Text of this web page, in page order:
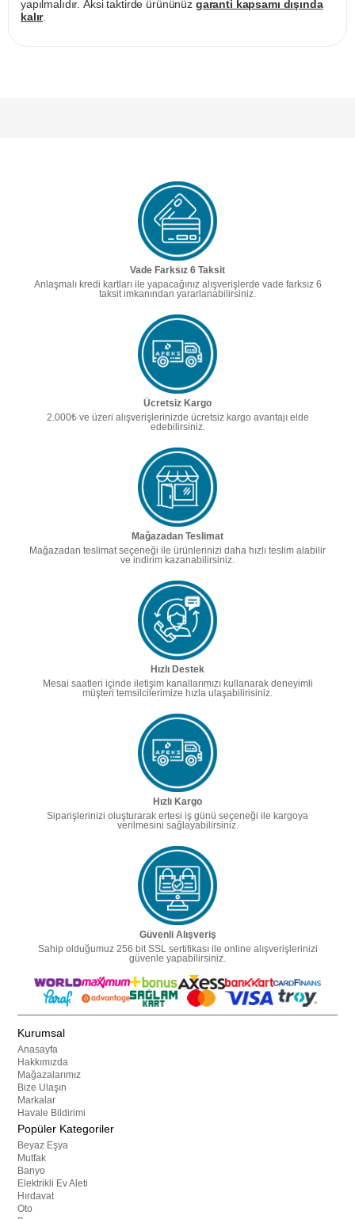
yapılmalıdır. Aksi taktirde ürününüz garanti kapsamı dışında
kalır.
Vade Farksız 6 Taksit
Anlaşmalı kredi kartları ile yapacağınız alışverişlerde vade farksız 6
taksit imkanından yararlanabilirsiniz.
Ücretsiz Kargo
2.000₺ ve üzeri alışverişlerinizde ücretsiz kargo avantajı elde
edebilirsiniz.
Mağazadan Teslimat
Mağazadan teslimat seçeneği ile ürünlerinizi daha hızlı teslim alabilir
ve indirim kazanabilirsiniz.
Hızlı Destek
Mesai saatleri içinde iletişim kanallarımızı kullanarak deneyimli
müşteri temsilcilerimize hızla ulaşabilirisiniz.
Hızlı Kargo
Siparişlerinizi oluşturarak ertesi iş günü seçeneği ile kargoya
verilmesini sağlayabilirsiniz.
Güvenli Alışveriş
Sahip olduğumuz 256 bit SSL sertifikası ile online alışverişlerinizi
güvenle yapabilirsiniz.
Kurumsal
Anasayfa
Hakkımızda
Mağazalarımız
Bize Ulaşın
Markalar
Havale Bildirimi
Popüler Kategoriler
Beyaz Eşya
Mutfak
Banyo
Elektrikli Ev Aleti
Hırdavat
Oto